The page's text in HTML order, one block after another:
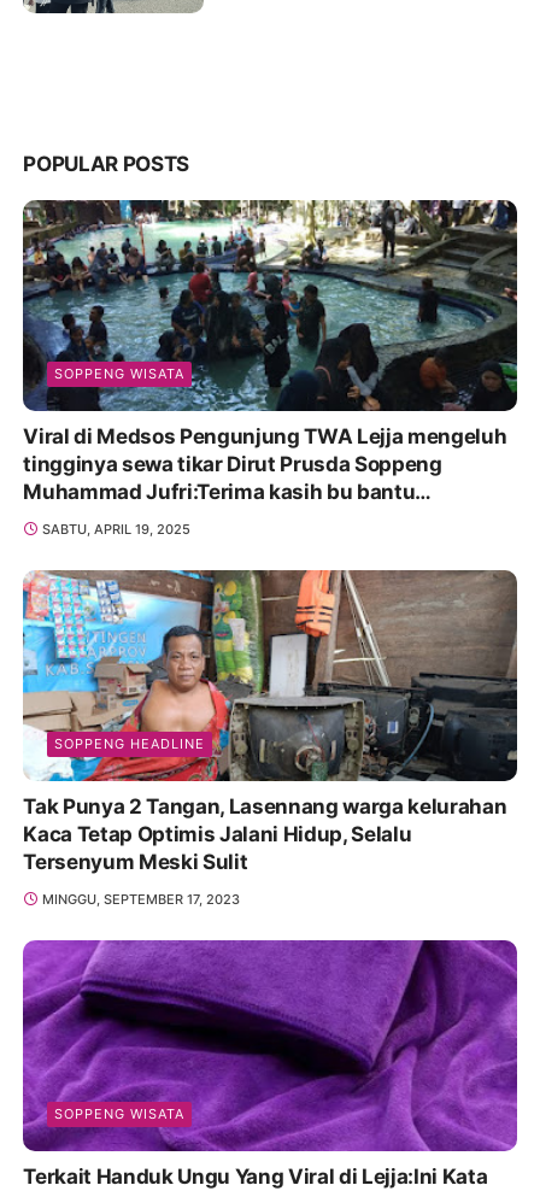
POPULAR POSTS
SOPPENG WISATA
Viral di Medsos Pengunjung TWA Lejja mengeluh
tingginya sewa tikar Dirut Prusda Soppeng
Muhammad Jufri:Terima kasih bu bantu
Promosikan
SABTU, APRIL 19, 2025
SOPPENG HEADLINE
Tak Punya 2 Tangan, Lasennang warga kelurahan
Kaca Tetap Optimis Jalani Hidup, Selalu
Tersenyum Meski Sulit
MINGGU, SEPTEMBER 17, 2023
SOPPENG WISATA
Terkait Handuk Ungu Yang Viral di Lejja:Ini Kata